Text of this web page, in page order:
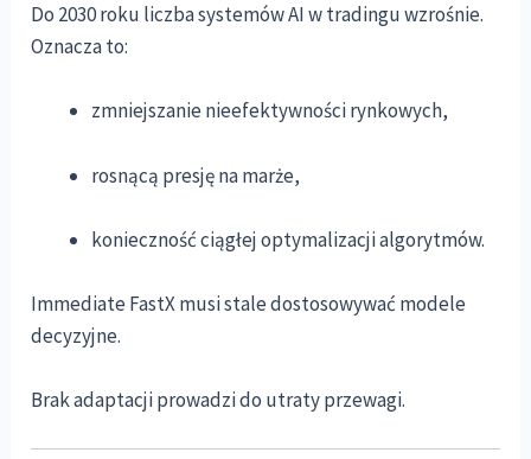
Do 2030 roku liczba systemów AI w tradingu wzrośnie.
Oznacza to:
zmniejszanie nieefektywności rynkowych,
rosnącą presję na marże,
konieczność ciągłej optymalizacji algorytmów.
Immediate FastX musi stale dostosowywać modele
decyzyjne.
Brak adaptacji prowadzi do utraty przewagi.